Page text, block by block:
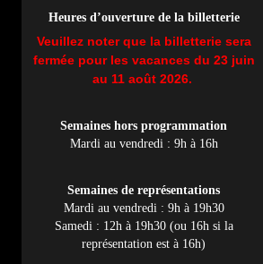
Heures d’ouverture de la billetterie
Veuillez noter que la billetterie sera
fermée pour les vacances du 23 juin
au 11 août 2026.
Semaines hors programmation
Mardi au vendredi : 9h à 16h
Semaines de représentations
Mardi au vendredi : 9h à 19h30
Samedi : 12h à 19h30 (ou 16h si la
représentation est à 16h)